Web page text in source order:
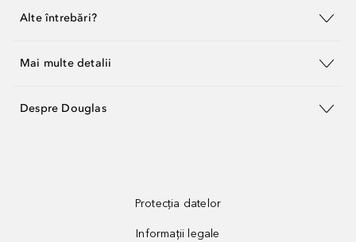
Alte întrebări?
Mai multe detalii
Despre Douglas
Protecția datelor
Informații legale